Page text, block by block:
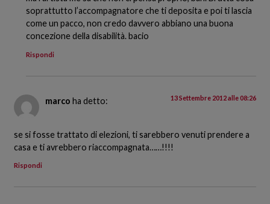
soprattutto l’accompagnatore che ti deposita e poi ti lascia
come un pacco, non credo davvero abbiano una buona
concezione della disabilità. bacio
Rispondi
marco ha detto: 13 Settembre 2012 alle 08:26
se si fosse trattato di elezioni, ti sarebbero venuti prendere a
casa e ti avrebbero riaccompagnata……!!!!
Rispondi